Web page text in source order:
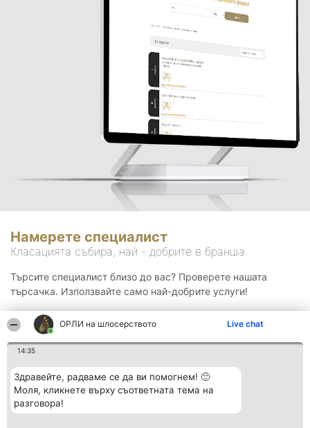
ОРЛИ на шлосерството Live chat
14:35
Здравейте, радваме се да ви помогнем! 🙂
Моля, кликнете върху съответната тема на
разговора!
Намерете специалист
Класацията събира, най - добрите в бранша.
Търсите специалист близо до вас? Проверете нашата
търсачка. Използвайте само най-добрите услуги!